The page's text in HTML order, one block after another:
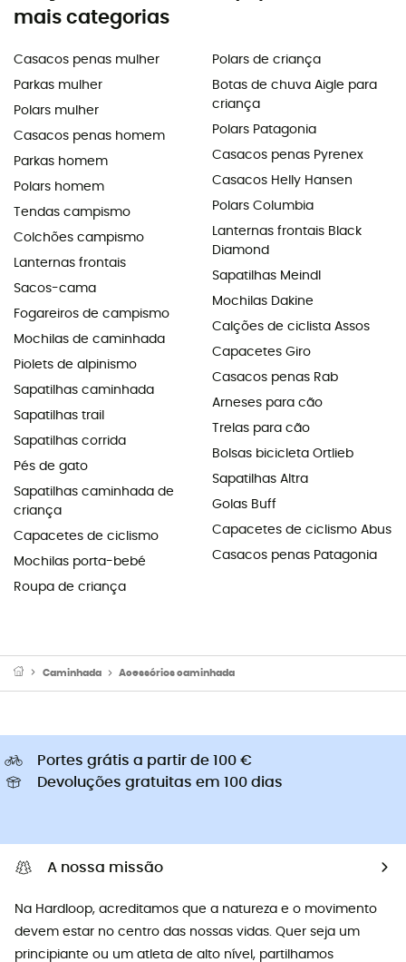
mais categorias
Casacos penas mulher
Parkas mulher
Polars mulher
Casacos penas homem
Parkas homem
Polars homem
Tendas campismo
Colchões campismo
Lanternas frontais
Sacos-cama
Fogareiros de campismo
Mochilas de caminhada
Piolets de alpinismo
Sapatilhas caminhada
Sapatilhas trail
Sapatilhas corrida
Pés de gato
Sapatilhas caminhada de
criança
Capacetes de ciclismo
Mochilas porta-bebé
Roupa de criança
Polars de criança
Botas de chuva Aigle para
criança
Polars Patagonia
Casacos penas Pyrenex
Casacos Helly Hansen
Polars Columbia
Lanternas frontais Black
Diamond
Sapatilhas Meindl
Mochilas Dakine
Calções de ciclista Assos
Capacetes Giro
Casacos penas Rab
Arneses para cão
Trelas para cão
Bolsas bicicleta Ortlieb
Sapatilhas Altra
Golas Buff
Capacetes de ciclismo Abus
Casacos penas Patagonia
Caminhada Acessórios caminhada
Portes grátis a partir de 100 €
Devoluções gratuitas em 100 dias
A nossa missão
Na Hardloop, acreditamos que a natureza e o movimento
devem estar no centro das nossas vidas. Quer seja um
principiante ou um atleta de alto nível, partilhamos